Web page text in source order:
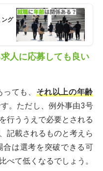
ング
人に応募しても良い
ても、 それ以上の年齢
。ただし、例外事由3号
行ううえで必要とされる
記載されるものと考えら
は選考を突破できる可
べて低くなるでしょう。